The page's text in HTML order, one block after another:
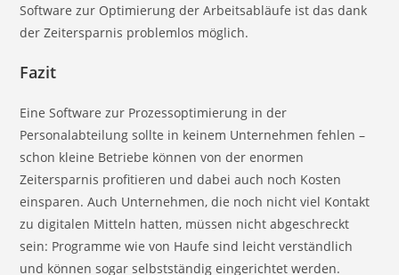
Software zur Optimierung der Arbeitsabläufe ist das dank
der Zeitersparnis problemlos möglich.
Fazit
Eine Software zur Prozessoptimierung in der
Personalabteilung sollte in keinem Unternehmen fehlen –
schon kleine Betriebe können von der enormen
Zeitersparnis profitieren und dabei auch noch Kosten
einsparen. Auch Unternehmen, die noch nicht viel Kontakt
zu digitalen Mitteln hatten, müssen nicht abgeschreckt
sein: Programme wie von Haufe sind leicht verständlich
und können sogar selbstständig eingerichtet werden.